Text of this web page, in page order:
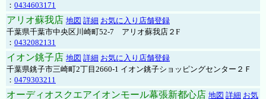
： 0434603171
アリオ蘇我店 地図 詳細 お気に入り店舗登録
千葉県千葉市中央区川崎町52-7 アリオ蘇我店２F
： 0432082131
イオン銚子店 地図 詳細 お気に入り店舗登録
千葉県銚子市三崎町2丁目2660-1 イオン銚子ショッピングセンター２Ｆ
： 0479303211
オーディオスクエアイオンモール幕張新都心店 地図 詳細 お気